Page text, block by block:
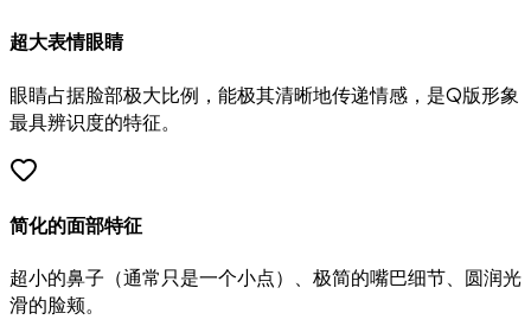
超大表情眼睛
眼睛占据脸部极大比例，能极其清晰地传递情感，是Q版形象
最具辨识度的特征。
简化的面部特征
超小的鼻子（通常只是一个小点）、极简的嘴巴细节、圆润光
滑的脸颊。